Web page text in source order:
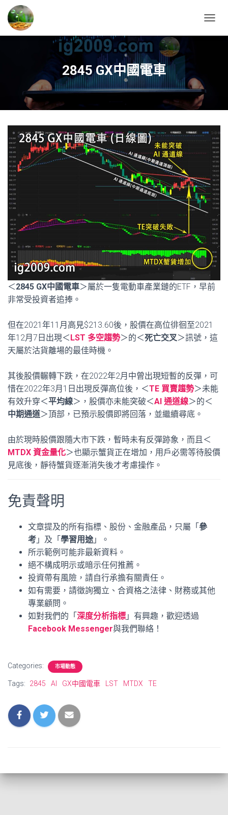
O
A
T
O
N
2845 GX中國電車
＜2845 GX中國電車＞屬於一隻電動車產業鏈的ETF，早前
非常受投資者追捧。
但在2021年11月高見$213.60後，股價在高位徘徊至2021
年12月7日出現＜LST 多空趨勢＞的＜死亡交叉＞訊號，這
天屬於沽貨離場的最佳時機。
其後股價輾轉下跌，在2022年2月中曾出現短暫的反彈，可
惜在2022年3月1日出現反彈高位後，＜TE 買賣趨勢＞未能
有效升穿＜平均線＞，股價亦未能突破＜AI 通道線＞的＜
中期通道＞頂部，已預示股價即將回落，並繼續尋底。
由於現時股價跟隨大市下跌，暫時未有反彈跡象，而且＜
MTDX 資金量化＞也顯示蟹貨正在增加，用戶必需等待股價
見底後，靜待蟹貨逐漸消失後才考慮操作。
免責聲明
文章提及的所有指標、股份、金融產品，只屬「 參
考 」及「 學習用途 」。
所示範例可能非最新資料。
絕不構成明示或暗示任何推薦。
投資帶有風險，請自行承擔有關責任。
如有需要，請徵詢獨立、合資格之法律、財務或其他
專業顧問。
如對我們的「 深度分析指標 」有興趣，歡迎透過
Facebook Messenger與我們聯絡！
Categories: 市場動態
Tags: 2845 AI GX中國電車 LST MTDX TE